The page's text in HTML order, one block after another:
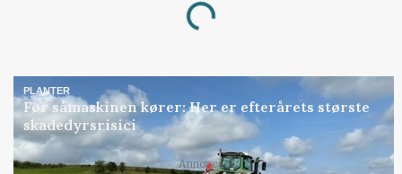
Loading...
PLANTER
Før såmaskinen kører: Her er efterårets største
skadedyrsrisici
Annonce